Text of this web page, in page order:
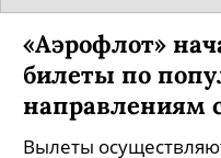
«Аэрофлот»
билеты по
направлениям
Вылеты